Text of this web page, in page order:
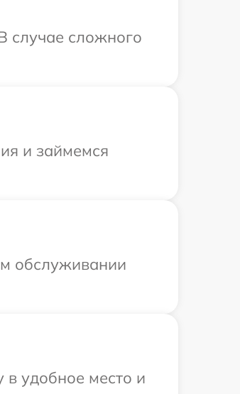
случае сложного
и займемся
обслуживании
удобное место и